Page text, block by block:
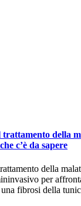
della
c’è da sapere
della
per
una fibrosi della